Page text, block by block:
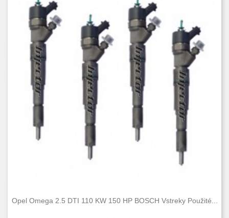
Opel Omega 2.5 DTI 110 KW 150 HP BOSCH Vstreky Použité...